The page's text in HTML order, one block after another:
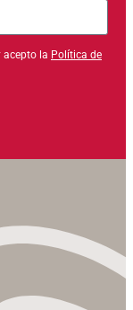
acepto la Política de